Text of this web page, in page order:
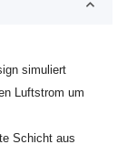
simuliert
Luftstrom um
Schicht aus